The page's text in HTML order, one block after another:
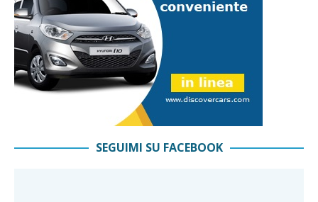
SEGUIMI SU FACEBOOK